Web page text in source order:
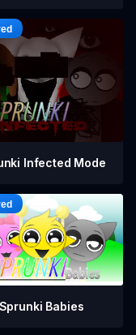
Infected Mode
Sprunki Babies